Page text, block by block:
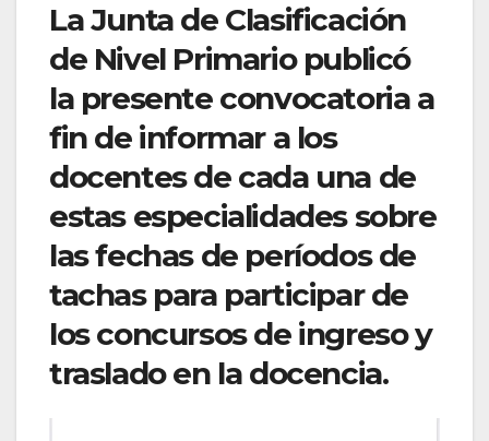
La Junta de Clasificación
de Nivel Primario publicó
la presente convocatoria a
fin de informar a los
docentes de cada una de
estas especialidades sobre
las fechas de períodos de
tachas para participar de
los concursos de ingreso y
traslado en la docencia.